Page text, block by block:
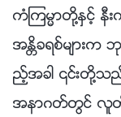
ကံၾကမၼာတို႔ႏွင့္
အႏၲိခရစ္မ်ားက
ည့္အခါ ၎တို႔သည္
အနာဂတ္တြင္ လူ